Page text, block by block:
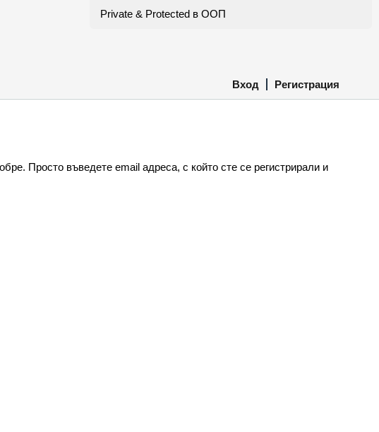
Private & Protected в ООП
Вход Регистрация
Просто въведете email адреса, с който сте се регистрирали и